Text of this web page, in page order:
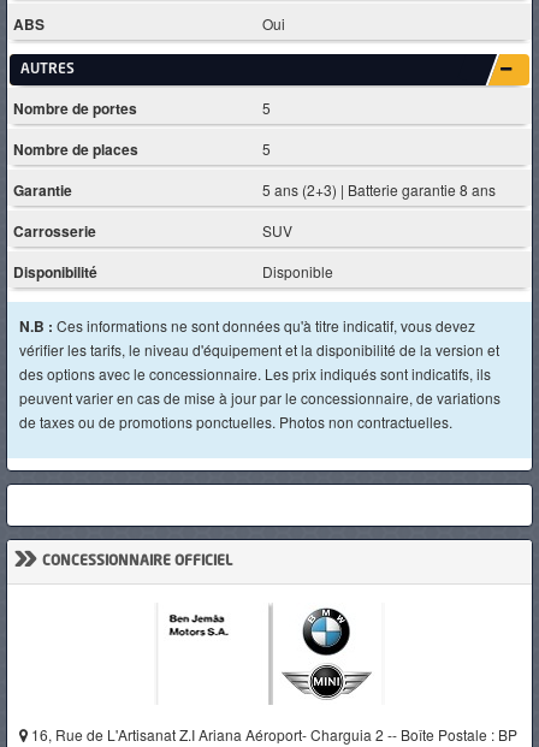
ABS Oui
AUTRES
Nombre de portes 5
Nombre de places 5
Garantie 5 ans (2+3) | Batterie garantie 8 ans
Carrosserie SUV
Disponibilité Disponible
N.B : Ces informations ne sont données qu'à titre indicatif, vous devez
vérifier les tarifs, le niveau d'équipement et la disponibilité de la version et
des options avec le concessionnaire. Les prix indiqués sont indicatifs, ils
peuvent varier en cas de mise à jour par le concessionnaire, de variations
de taxes ou de promotions ponctuelles. Photos non contractuelles.
» CONCESSIONNAIRE OFFICIEL
16, Rue de L'Artisanat Z.I Ariana Aéroport- Charguia 2 -- Boîte Postale : BP